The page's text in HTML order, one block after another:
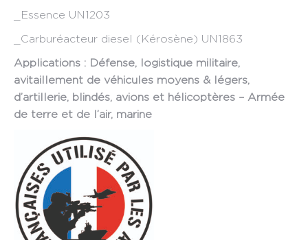
_Essence UN1203
_Carburéacteur diesel (Kérosène) UN1863
Applications : Défense, logistique militaire,
avitaillement de véhicules moyens & légers,
d’artillerie, blindés, avions et hélicoptères – Armée
de terre et de l’air, marine